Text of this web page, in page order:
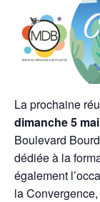
La prochaine
dimanche 5
Boulevard
dédiée à la
également
la